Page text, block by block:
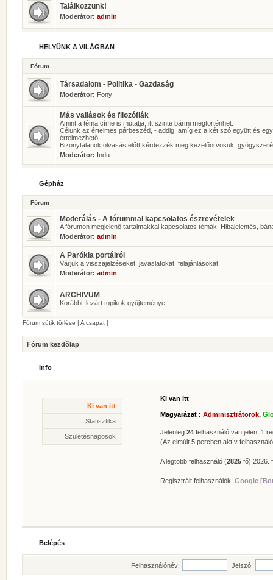
Találkozzunk!
Moderátor: admin
HELYÜNK A VILÁGBAN
Fórum
Társadalom - Politika - Gazdaság
Moderátor: Fony
Más vallások és filozófiák
Amint a téma címe is mutatja, itt szinte bármi megtörténhet.
Célunk az értelmes párbeszéd, - addig, amíg ez a két szó együtt és
értelmezhető.
Bizonytalanok olvasás előtt kérdezzék meg kezelőorvosuk,
Moderátor: Indu
Gépház
Fórum
Moderálás - A fórummal kapcsolatos észrevételek
A fórumon megjelenő tartalmakkal kapcsolatos témák. Hibajelentés,
Moderátor: admin
A Parókia portálról
Várjuk a visszajelzéseket, javaslatokat, felajánlásokat.
Moderátor: admin
ARCHIVUM
Korábbi, lezárt topikok gyűjteménye.
Fórum sütik törlése | A csapat |
Fórum kezdőlap
Info
Ki van itt
Ki van itt
Magyarázat : Adminisztrátorok,
Jelenleg 24 felhasználó van jelen: 1
(Az elmúlt 5 percben aktív
A legtöbb felhasználó (2825 fő) 2026.
Regisztrált felhasználók: Google
Statisztika
Statisztika
* Hozzászólások száma:
62630
* Témák száma:
* Felhasználók száma: 606
* Legújabb regisztrált tagunk:Zolee
Születésnaposok
Belépés
Felhasználónév: Jelszó: